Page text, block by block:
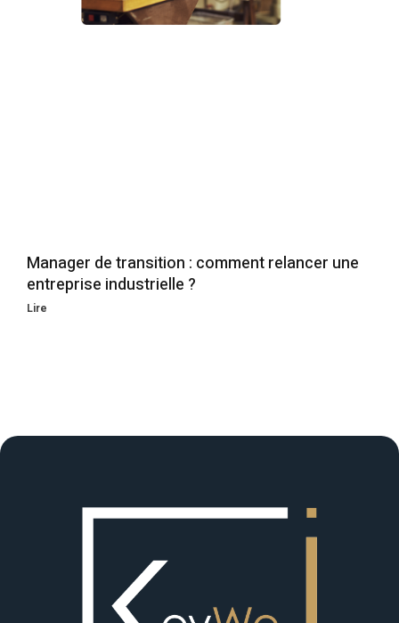
Manager de transition : comment relancer une
entreprise industrielle ?
Lire